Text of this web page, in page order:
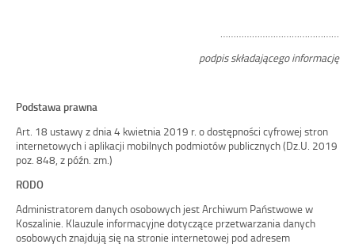
………………………………………
podpis składającego informację
Podstawa prawna
Art. 18 ustawy z dnia 4 kwietnia 2019 r. o dostępności cyfrowej stron
internetowych i aplikacji mobilnych podmiotów publicznych (Dz.U. 2019
poz. 848, z późn. zm.)
RODO
Administratorem danych osobowych jest Archiwum Państwowe w
Koszalinie. Klauzule informacyjne dotyczące przetwarzania danych
osobowych znajdują się na stronie internetowej pod adresem